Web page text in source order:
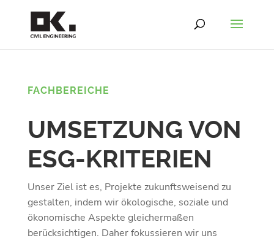
FACHBEREICHE
UMSETZUNG VON
ESG-KRITERIEN
Unser Ziel ist es, Projekte zukunftsweisend zu
gestalten, indem wir ökologische, soziale und
ökonomische Aspekte gleichermaßen
berücksichtigen. Daher fokussieren wir uns